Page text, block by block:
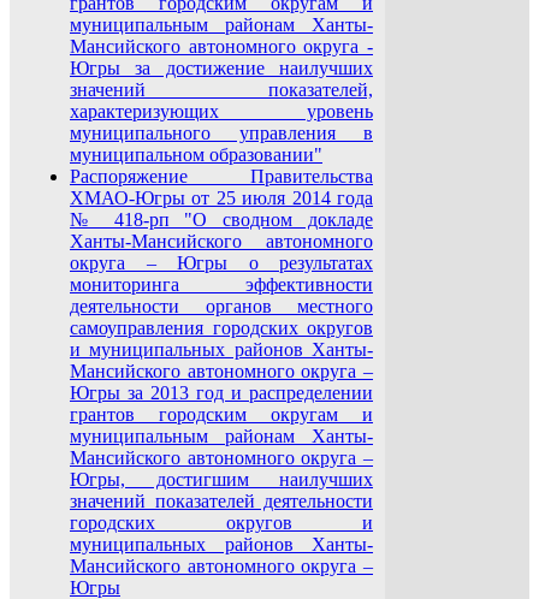
муниципальным районам Ханты-
Мансийского автономного округа -
Югры за достижение наилучших
значений показателей,
характеризующих уровень
муниципального управления в
муниципальном образовании"
Распоряжение Правительства
ХМАО-Югры от 25 июля 2014 года
№ 418-рп "О сводном докладе
Ханты-Мансийского автономного
округа – Югры о результатах
мониторинга эффективности
деятельности органов местного
самоуправления городских округов
и муниципальных районов Ханты-
Мансийского автономного округа –
Югры за 2013 год и распределении
грантов городским округам и
муниципальным районам Ханты-
Мансийского автономного округа –
Югры, достигшим наилучших
значений показателей деятельности
городских округов и
муниципальных районов Ханты-
Мансийского автономного округа –
Югры